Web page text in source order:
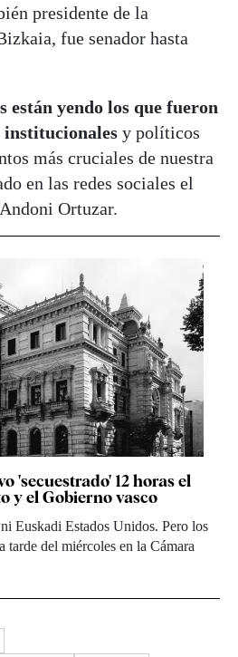
presidente de la
fue senador hasta
están yendo los que fueron
institucionales y políticos
más cruciales de nuestra
en las redes sociales el
Ortuzar.
'secuestrado' 12 horas el
y el Gobierno vasco
Euskadi Estados Unidos. Pero los
tarde del miércoles en la Cámara